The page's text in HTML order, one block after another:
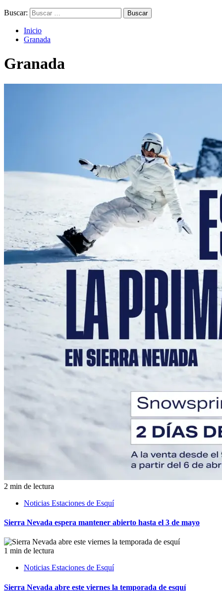
Buscar:
Inicio
Granada
Granada
2 min de lectura
Noticias Estaciones de Esquí
Sierra Nevada espera mantener abierto hasta el 3 de mayo
1 min de lectura
Noticias Estaciones de Esquí
Sierra Nevada abre este viernes la temporada de esquí